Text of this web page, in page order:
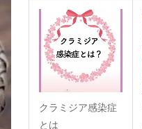
クラミジア感染症
とは